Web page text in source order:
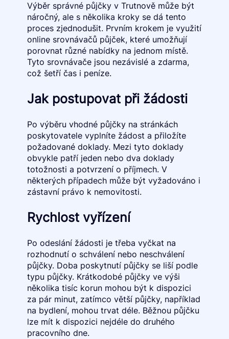
Výběr správné půjčky v Trutnově může být
náročný, ale s několika kroky se dá tento
proces zjednodušit. Prvním krokem je využití
online srovnávačů půjček, které umožňují
porovnat různé nabídky na jednom místě.
Tyto srovnávače jsou nezávislé a zdarma,
což šetří čas i peníze.
Jak postupovat při žádosti
Po výběru vhodné půjčky na stránkách
poskytovatele vyplníte žádost a přiložíte
požadované doklady. Mezi tyto doklady
obvykle patří jeden nebo dva doklady
totožnosti a potvrzení o příjmech. V
některých případech může být vyžadováno i
zástavní právo k nemovitosti.
Rychlost vyřízení
Po odeslání žádosti je třeba vyčkat na
rozhodnutí o schválení nebo neschválení
půjčky. Doba poskytnutí půjčky se liší podle
typu půjčky. Krátkodobé půjčky ve výši
několika tisíc korun mohou být k dispozici
za pár minut, zatímco větší půjčky, například
na bydlení, mohou trvat déle. Běžnou půjčku
lze mít k dispozici nejdéle do druhého
pracovního dne.